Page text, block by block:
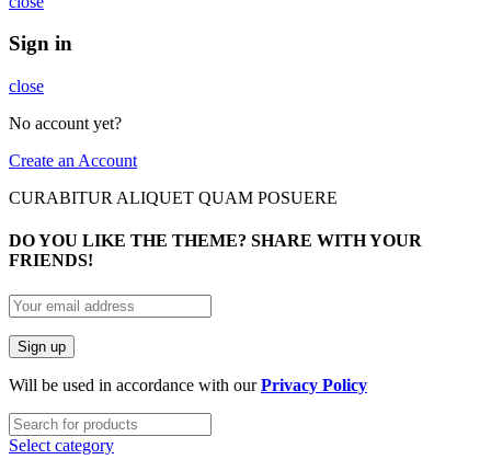
Sign in
close
No account yet?
Create an Account
CURABITUR ALIQUET QUAM POSUERE
DO YOU LIKE THE THEME? SHARE WITH YOUR
FRIENDS!
Will be used in accordance with ourPrivacy Policy
Select category